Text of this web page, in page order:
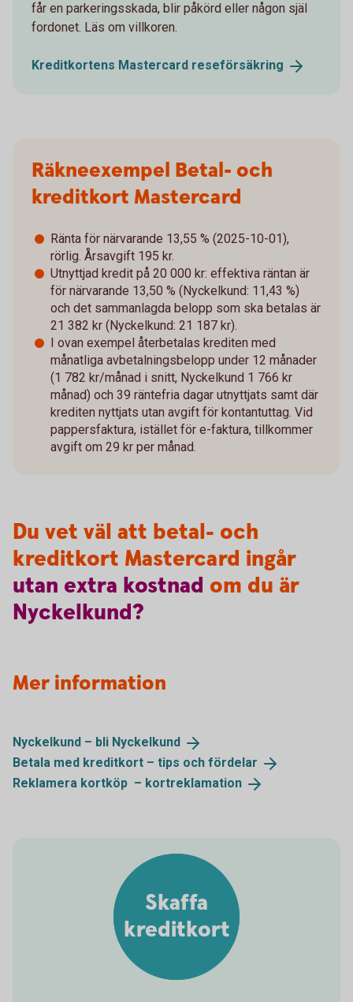
får en parkeringsskada, blir påkörd eller någon själ
fordonet. Läs om villkoren.
Kreditkortens Mastercard reseförsäkring
Räkneexempel Betal- och
kreditkort Mastercard
Ränta för närvarande 13,55 % (2025-10-01),
rörlig. Årsavgift 195 kr.
Utnyttjad kredit på 20 000 kr: effektiva räntan är
för närvarande 13,50 % (Nyckelkund: 11,43 %)
och det sammanlagda belopp som ska betalas är
21 382 kr (Nyckelkund: 21 187 kr).
I ovan exempel återbetalas krediten med
månatliga avbetalningsbelopp under 12 månader
(1 782 kr/månad i snitt, Nyckelkund 1 766 kr
månad) och 39 räntefria dagar utnyttjats samt där
krediten nyttjats utan avgift för kontantuttag. Vid
pappersfaktura, istället för e-faktura, tillkommer
avgift om 29 kr per månad.
Du vet väl att betal- och
kreditkort Mastercard ingår
utan extra kostnad om du är
Nyckelkund?
Mer information
Nyckelkund – bli Nyckelkund
Betala med kreditkort – tips och fördelar
Reklamera kortköp – kortreklamation
Skaffa
kreditkort